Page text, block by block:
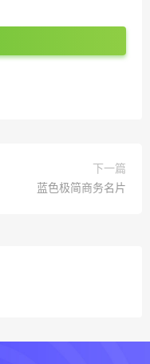
下一篇
蓝色极简商务名片